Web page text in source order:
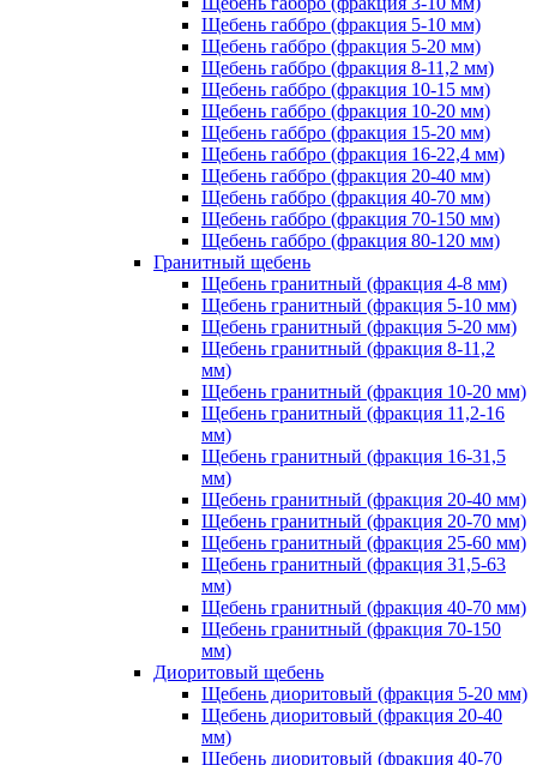
Щебень габбро (фракция 5-10 мм)
Щебень габбро (фракция 5-20 мм)
Щебень габбро (фракция 8-11,2 мм)
Щебень габбро (фракция 10-15 мм)
Щебень габбро (фракция 10-20 мм)
Щебень габбро (фракция 15-20 мм)
Щебень габбро (фракция 16-22,4 мм)
Щебень габбро (фракция 20-40 мм)
Щебень габбро (фракция 40-70 мм)
Щебень габбро (фракция 70-150 мм)
Щебень габбро (фракция 80-120 мм)
Гранитный щебень
Щебень гранитный (фракция 4-8 мм)
Щебень гранитный (фракция 5-10 мм)
Щебень гранитный (фракция 5-20 мм)
Щебень гранитный (фракция 8-11,2
мм)
Щебень гранитный (фракция 10-20 мм)
Щебень гранитный (фракция 11,2-16
мм)
Щебень гранитный (фракция 16-31,5
мм)
Щебень гранитный (фракция 20-40 мм)
Щебень гранитный (фракция 20-70 мм)
Щебень гранитный (фракция 25-60 мм)
Щебень гранитный (фракция 31,5-63
мм)
Щебень гранитный (фракция 40-70 мм)
Щебень гранитный (фракция 70-150
мм)
Диоритовый щебень
Щебень диоритовый (фракция 5-20 мм)
Щебень диоритовый (фракция 20-40
мм)
Щебень диоритовый (фракция 40-70